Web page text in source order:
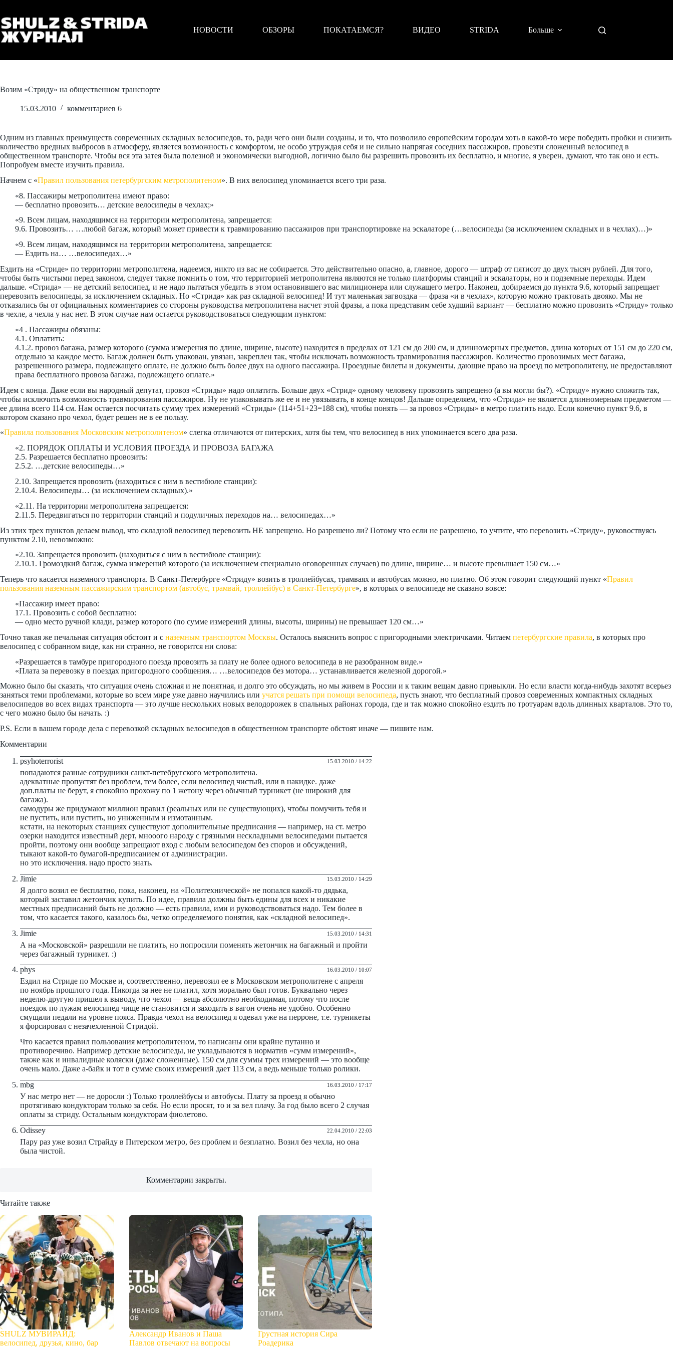
сути
НОВОСТИ
ОБЗОРЫ ПОКАТАЕМСЯ? ВИДЕО STRIDA Больше
Возим «Стриду» на общественном транспорте
15.03.2010 комментариев 6
Одним из главных преимуществ современных складных велосипедов, то, ради чего они были созданы, и то, что позволило европейским городам хоть в какой-то мере победить пробки и снизить
количество вредных выбросов в атмосферу, является возможность с комфортом, не особо утруждая себя и не сильно напрягая соседних пассажиров, провезти сложенный велосипед в
общественном транспорте. Чтобы вся эта затея была полезной и экономически выгодной, логично было бы разрешить провозить их бесплатно, и многие, я уверен, думают, что так оно и есть.
Попробуем вместе изучить правила.
Начнем с «Правил пользования петербургским метрополитеном». В них велосипед упоминается всего три раза.
«8. Пассажиры метрополитена имеют право:
— бесплатно провозить… детские велосипеды в чехлах;»
«9. Всем лицам, находящимся на территории метрополитена, запрещается:
9.6. Провозить… …любой багаж, который может привести к травмированию пассажиров при транспортировке на эскалаторе (…велосипеды (за исключением складных и в чехлах)…)»
«9. Всем лицам, находящимся на территории метрополитена, запрещается:
— Ездить на… …велосипедах…»
Ездить на «Стриде» по территории метрополитена, надеемся, никто из вас не собирается. Это действительно опасно, а, главное, дорого — штраф от пятисот до двух тысяч рублей. Для того,
чтобы быть чистыми перед законом, следует также помнить о том, что территорией метрополитена являются не только платформы станций и эскалаторы, но и подземные переходы. Идем
дальше. «Стрида» — не детский велосипед, и не надо пытаться убедить в этом остановившего вас милиционера или служащего метро. Наконец, добираемся до пункта 9.6, который запрещает
перевозить велосипеды, за исключением складных. Но «Стрида» как раз складной велосипед! И тут маленькая загвоздка — фраза «и в чехлах», которую можно трактовать двояко. Мы не
отказались бы от официальных комментариев со стороны руководства метрополитена насчет этой фразы, а пока представим себе худший вариант — бесплатно можно провозить «Стриду» только
в чехле, а чехла у нас нет. В этом случае нам остается руководствоваться следующим пунктом:
«4 . Пассажиры обязаны:
4.1. Оплатить:
4.1.2. провоз багажа, размер которого (сумма измерения по длине, ширине, высоте) находится в пределах от 121 см до 200 см, и длинномерных предметов, длина которых от 151 см до 220 см,
отдельно за каждое место. Багаж должен быть упакован, увязан, закреплен так, чтобы исключать возможность травмирования пассажиров. Количество провозимых мест багажа,
разрешенного размера, подлежащего оплате, не должно быть более двух на одного пассажира. Проездные билеты и документы, дающие право на проезд по метрополитену, не предоставляют
права бесплатного провоза багажа, подлежащего оплате.»
Идем с конца. Даже если вы народный депутат, провоз «Стриды» надо оплатить. Больше двух «Стрид» одному человеку провозить запрещено (а вы могли бы?). «Стриду» нужно сложить так,
чтобы исключить возможность травмирования пассажиров. Ну не упаковывать же ее и не увязывать, в конце концов! Дальше определяем, что «Стрида» не является длинномерным предметом —
ее длина всего 114 см. Нам остается посчитать сумму трех измерений «Стриды» (114+51+23=188 см), чтобы понять — за провоз «Стриды» в метро платить надо. Если конечно пункт 9.6, в
котором сказано про чехол, будет решен не в ее пользу.
«Правила пользования Московским метрополитеном» слегка отличаются от питерских, хотя бы тем, что велосипед в них упоминается всего два раза.
«2. ПОРЯДОК ОПЛАТЫ И УСЛОВИЯ ПРОЕЗДА И ПРОВОЗА БАГАЖА
2.5. Разрешается бесплатно провозить:
2.5.2. …детские велосипеды…»
2.10. Запрещается провозить (находиться с ним в вестибюле станции):
2.10.4. Велосипеды… (за исключением складных).»
«2.11. На территории метрополитена запрещается:
2.11.5. Передвигаться по территории станций и подуличных переходов на… велосипедах…»
Из этих трех пунктов делаем вывод, что складной велосипед перевозить НЕ запрещено. Но разрешено ли? Потому что если не разрешено, то учтите, что перевозить «Стриду», руковоствуясь
пунктом 2.10, невозможно:
«2.10. Запрещается провозить (находиться с ним в вестибюле станции):
2.10.1. Громоздкий багаж, сумма измерений которого (за исключением специально оговоренных случаев) по длине, ширине… и высоте превышает 150 см…»
Теперь что касается наземного транспорта. В Санкт-Петербурге «Стриду» возить в троллейбусах, трамваях и автобусах можно, но платно. Об этом говорит следующий пункт «Правил
пользования наземным пассажирским транспортом (автобус, трамвай, троллейбус) в Санкт-Петербурге», в которых о велосипеде не сказано вовсе:
«Пассажир имеет право:
17.1. Провозить с собой бесплатно:
— одно место ручной клади, размер которого (по сумме измерений длины, высоты, ширины) не превышает 120 см…»
Точно такая же печальная ситуация обстоит и с наземным транспортом Москвы. Осталось выяснить вопрос с пригородными электричками. Читаем петербургские правила, в которых про
велосипед с собранном виде, как ни странно, не говорится ни слова:
«Разрешается в тамбуре пригородного поезда провозить за плату не более одного велосипеда в не разобранном виде.»
«Плата за перевозку в поездах пригородного сообщения… …велосипедов без мотора… устанавливается железной дорогой.»
Можно было бы сказать, что ситуация очень сложная и не понятная, и долго это обсуждать, но мы живем в России и к таким вещам давно привыкли. Но если власти когда-нибудь захотят всерьез
заняться теми проблемами, которые во всем мире уже давно научились или учатся решать при помощи велосипеда, пусть знают, что бесплатный провоз современных компактных складных
велосипедов во всех видах транспорта — это лучше нескольких новых велодорожек в спальных районах города, где и так можно спокойно ездить по тротуарам вдоль длинных кварталов. Это то,
с чего можно было бы начать. :)
P.S. Если в вашем городе дела с перевозкой складных велосипедов в общественном транспорте обстоят иначе — пишите нам.
psyhoterrorist 15.03.2010 / 14:22
попадаются разные сотрудники санкт-петебругского метрополитена.
адекватные пропустят без проблем, тем более, если велосипед чистый, или в накидке. даже
доп.платы не берут, я спокойно прохожу по 1 жетону через обычный турникет (не широкий для
багажа).
самодуры же придумают миллион правил (реальных или не существующих), чтобы помучить тебя и
не пустить, или пустить, но униженным и измотанным.
кстати, на некоторых станциях существуют дополнительные предписания — например, на ст. метро
озерки находится известный дерт, мнооого народу с грязными нескладными велосипедами пытается
пройти, поэтому они вообще запрещают вход с любым велосипедом без споров и обсуждений,
тыкают какой-то бумагой-предписанием от администрации.
но это исключения. надо просто знать.
Jimie
15.03.2010 / 14:29
Я долго возил ее бесплатно, пока, наконец, на «Политехнической» не попался какой-то дядька,
который заставил жетончик купить. По идее, правила должны быть едины для всех и никакие
местных предписаний быть не должно — есть правила, ими и руководствоваться надо. Тем более в
том, что касается такого, казалось бы, четко определяемого понятия, как «складной велосипед».
Jimie
15.03.2010 / 14:31
А на «Московской» разрешили не платить, но попросили поменять жетончик на багажный и пройти
через багажный турникет. :)
phys
16.03.2010 / 10:07
Ездил на Стриде по Москве и, соответственно, перевозил ее в Московском метрополитене с апреля
по ноябрь прошлого года. Никогда за нее не платил, хотя морально был готов. Буквально через
неделю-другую пришел к выводу, что чехол — вещь абсолютно необходимая, потому что после
поездок по лужам велосипед чище не становится и заходить в вагон очень не удобно. Особенно
смущали педали на уровне пояса. Правда чехол на велосипед я одевал уже на перроне, т.е. турникеты
я форсировал с незачехленной Стридой.
Что касается правил пользования метрополитеном, то написаны они крайне путанно и
противоречиво. Например детские велосипеды, не укладываются в норматив «сумм измерений»,
также как и инвалидные коляски (даже сложенные). 150 см для суммы трех измерений — это вообще
очень мало. Даже а-байк и тот в сумме своих измерений дает 113 см, а ведь меньше только ролики.
mbg
16.03.2010 / 17:17
У нас метро нет — не доросли :) Только троллейбусы и автобусы. Плату за проезд я обычно
протягиваю кондукторам только за себя. Но если просят, то и за вел плачу. За год было всего 2 случая
оплаты за стриду. Остальным кондукторам фиолетово.
Odissey
22.04.2010 / 22:03
Пару раз уже возил Страйду в Питерском метро, без проблем и безплатно. Возил без чехла, но она
была чистой.
Комментарии закрыты.
Читайте также
SHULZ МУВИРАЙД:
велосипед, друзья, кино, бар
Александр Иванов и Паша
Павлов отвечают на вопросы
Грустная история Сира
Роадерика